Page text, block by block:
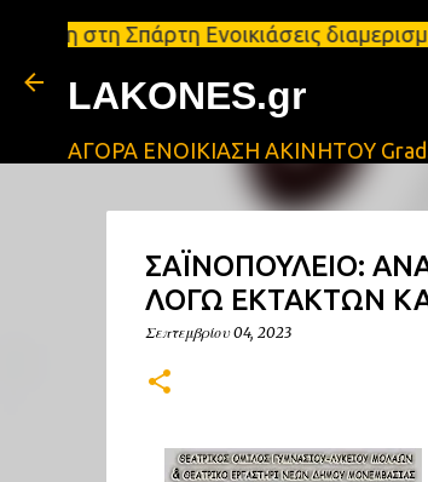
Σπάρτη Ενοικιάσεις διαμερισμάτων
LAKONES.gr
ΑΓΟΡΑ ΕΝΟΙΚΙΑΣΗ ΑΚΙΝΗΤΟΥ
ΣΑΪΝΟΠΟΥΛΕΙΟ:
ΛΟΓΩ ΕΚΤΑΚΤΩΝ
Σεπτεμβρίου 04, 2023